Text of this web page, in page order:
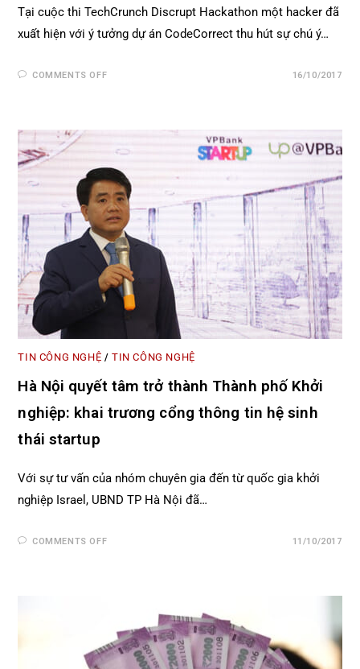
Tại cuộc thi TechCrunch Discrupt Hackathon một hacker đã
xuất hiện với ý tưởng dự án CodeCorrect thu hút sự chú ý…
COMMENTS OFF 16/10/2017
TIN CÔNG NGHỆ /TIN CÔNG NGHỆ
Hà Nội quyết tâm trở thành Thành phố Khởi
nghiệp: khai trương cổng thông tin hệ sinh
thái startup
Với sự tư vấn của nhóm chuyên gia đến từ quốc gia khởi
nghiệp Israel, UBND TP Hà Nội đã…
COMMENTS OFF 11/10/2017